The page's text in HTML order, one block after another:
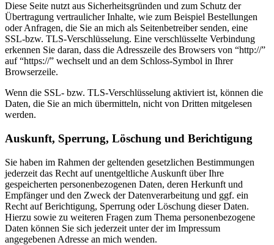
Diese Seite nutzt aus Sicherheitsgründen und zum Schutz der
Übertragung vertraulicher Inhalte, wie zum Beispiel Bestellungen
oder Anfragen, die Sie an mich als Seitenbetreiber senden, eine
SSL-bzw. TLS-Verschlüsselung. Eine verschlüsselte Verbindung
erkennen Sie daran, dass die Adresszeile des Browsers von “http://”
auf “https://” wechselt und an dem Schloss-Symbol in Ihrer
Browserzeile.
Wenn die SSL- bzw. TLS-Verschlüsselung aktiviert ist, können die
Daten, die Sie an mich übermitteln, nicht von Dritten mitgelesen
werden.
Auskunft, Sperrung, Löschung und Berichtigung
Sie haben im Rahmen der geltenden gesetzlichen Bestimmungen
jederzeit das Recht auf unentgeltliche Auskunft über Ihre
gespeicherten personenbezogenen Daten, deren Herkunft und
Empfänger und den Zweck der Datenverarbeitung und ggf. ein
Recht auf Berichtigung, Sperrung oder Löschung dieser Daten.
Hierzu sowie zu weiteren Fragen zum Thema personenbezogene
Daten können Sie sich jederzeit unter der im Impressum
angegebenen Adresse an mich wenden.